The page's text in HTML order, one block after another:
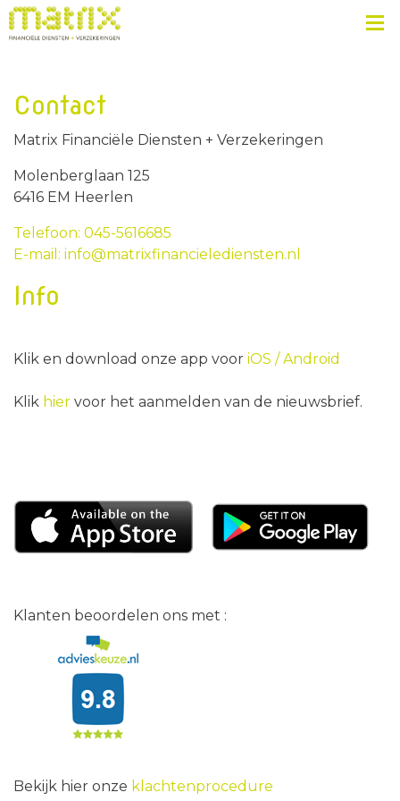
Contact
Matrix Financiële Diensten + Verzekeringen
Molenberglaan 125
6416 EM Heerlen
Telefoon: 045-5616685
E-mail: info@matrixfinancielediensten.nl
Info
Klik en download onze app voor iOS /Android
Klik hier voor het aanmelden van de nieuwsbrief.
Klanten beoordelen ons met :
Bekijk hier onze klachtenprocedure